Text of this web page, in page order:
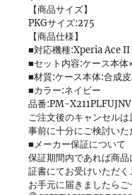
【商品サイズ】
PKGサイズ:275
【商品仕様】
■対応機種:Xperia Ace II
■セット内容:ケース本体
■材質:ケース本体:合成
■カラー:ネイビー
品番:PM-X211PLFUJNV
ご注文後のキャンセルは
事前に十分にご検討いた
■メーカー保証について
保証期間内であれば商
証書にてお受けいただく
お手元に届きましたらご